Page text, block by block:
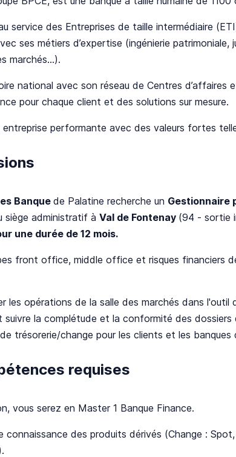
service des Entreprises de taille intermédiaire
ses métiers d’expertise (ingénierie
marchés...).
national avec son réseau de Centres d’affaires
pour chaque client et des solutions sur mesure.
performante avec des valeurs fortes
Banque de Palatine recherche un Gestionnaire
siège administratif à Val de Fontenay (94 - sortie
une durée de 12 mois.
front office, middle office et risques financiers
les opérations de la salle des marchés dans l'outil
la complétude et la conformité des dossiers
trésorerie/change pour les clients et les
requises
vous serez en Master 1 Banque Finance.
connaissance des produits dérivés (Change :